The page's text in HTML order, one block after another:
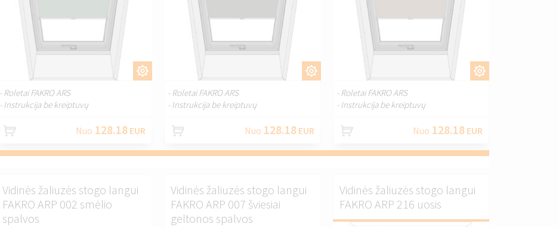
- Roletai FAKRO ARS
- Instrukcija be kreiptuvų
Nuo 128.18 EUR
- Roletai FAKRO ARS
- Instrukcija be kreiptuvų
Nuo 128.18EUR
- Roletai FAKRO ARS
- Instrukcija be kreiptuvų
Nuo 128.18 EUR
Vidinės žaliuzės stogo langui
FAKRO ARP 002 smėlio
spalvos
Vidinės žaliuzės stogo langui
FAKRO ARP 007 šviesiai
geltonos spalvos
Vidinės žaliuzės stogo langui
FAKRO ARP 216 uosis